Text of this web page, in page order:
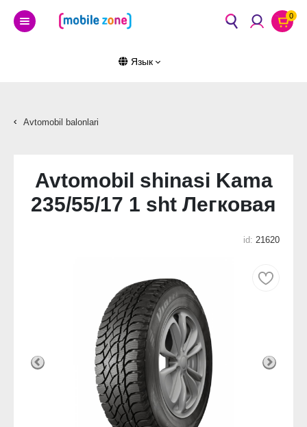
0
Язык
Avtomobil balonlari
Avtomobil shinasi Kama
235/55/17 1 sht Легковая
id: 21620